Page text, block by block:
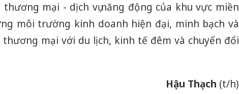
mại - dịch vụ năng động của khu vực miền
môi trường kinh doanh hiện đại, minh bạch và
mại với du lịch, kinh tế đêm và chuyển đổi
Hậu Thạch (t/h)